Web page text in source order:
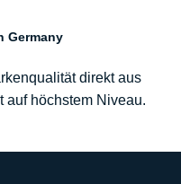
Germany
direkt aus
auf höchstem Niveau.